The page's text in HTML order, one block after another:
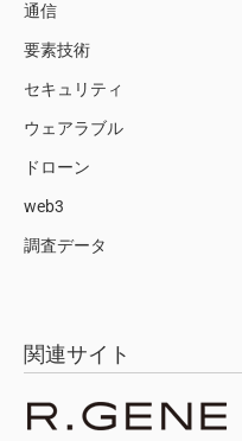
通信
要素技術
セキュリティ
ウェアラブル
ドローン
web3
調査データ
関連サイト